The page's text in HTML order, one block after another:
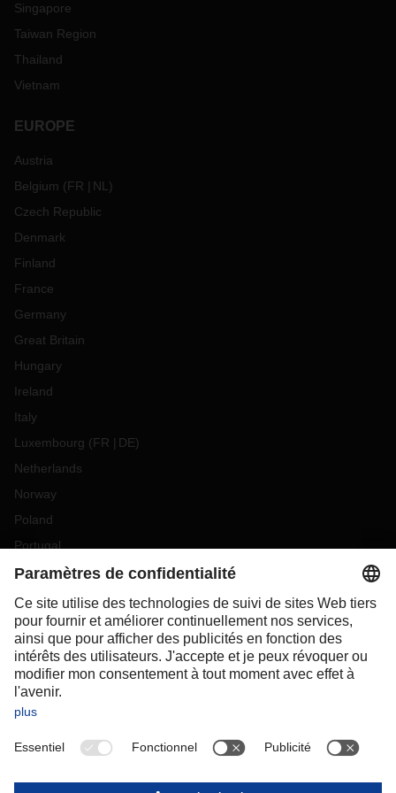
Singapore
Taiwan Region
Thailand
Vietnam
EUROPE
Austria
Belgium (FR NL )
Czech Republic
Denmark
Finland
France
Germany
Great Britain
Hungary
Ireland
Italy
Luxembourg (FR DE)
Netherlands
Norway
Poland
Portugal
Romania
Slovakia
Spain
Sweden
Switzerland(DE FR)
Turkey
OCEANIA